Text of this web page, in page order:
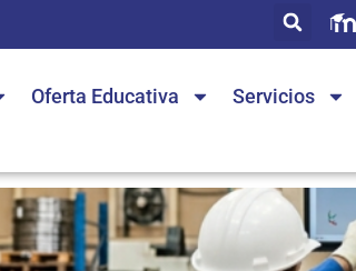
Oferta Educativa Servicios